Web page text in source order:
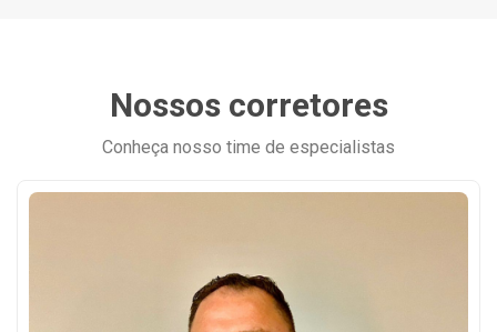
Nossos corretores
Conheça nosso time de especialistas